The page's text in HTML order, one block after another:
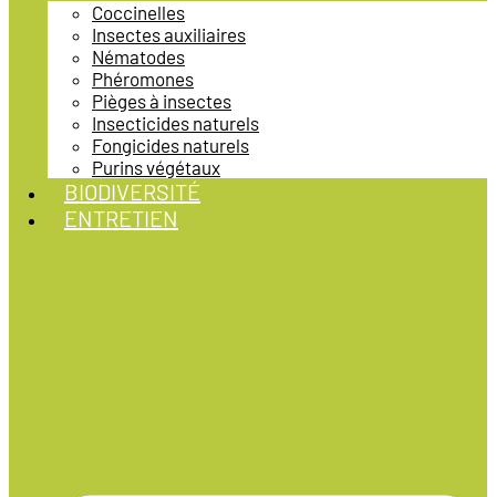
Coccinelles
Insectes auxiliaires
Nématodes
Phéromones
Pièges à insectes
Insecticides naturels
Fongicides naturels
Purins végétaux
BIODIVERSITÉ
ENTRETIEN